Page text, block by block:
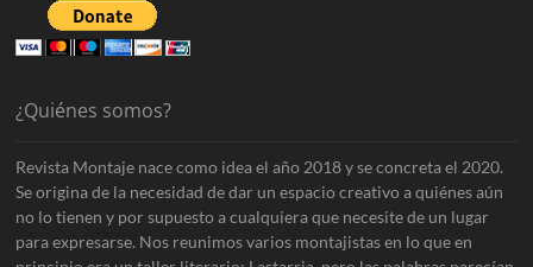
¿Quiénes somos?
Revista Montaje nace como idea el año 2018 y se concreta el 2020.
Se origina de la necesidad de dar un espacio creativo a quiénes aún
no lo tienen y por supuesto a cualquiera que necesite de un lugar
para expresarse. Nos reunimos varios montajistas en lo que en